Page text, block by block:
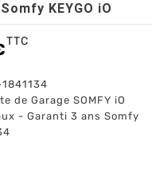
KEYGO iO
TTC
de Garage SOMFY iO
- Garanti 3 ans Somfy